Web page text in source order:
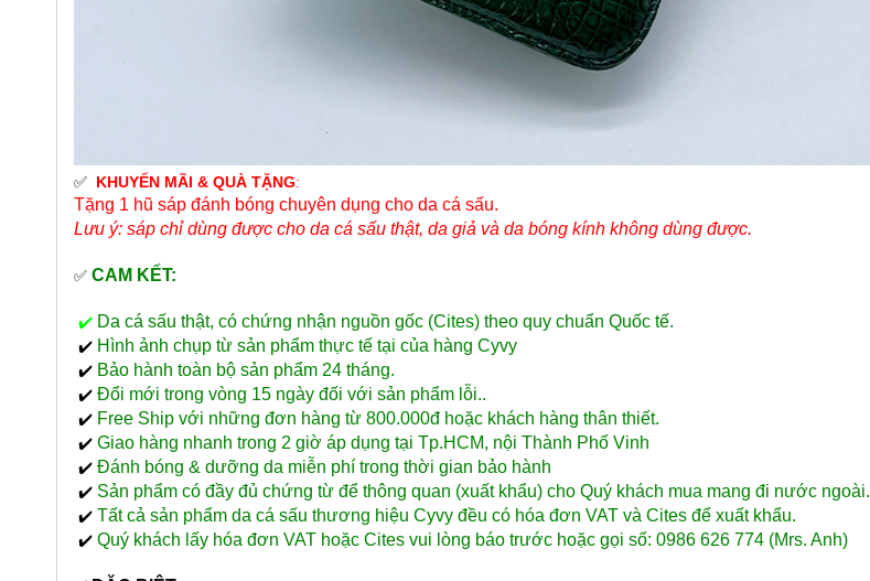
✅ KHUYẾN MÃI & QUÀ TẶNG:
Tặng 1 hũ sáp đánh bóng chuyên dụng cho da cá sấu.
Lưu ý: sáp chỉ dùng được cho da cá sấu thật, da giả và da bóng kính không dùng được.
✅CAM KẾT:
✔️Da cá sấu thật, có chứng nhận nguồn gốc (Cites) theo quy chuẩn Quốc tế.
✔️ Hình ảnh chụp từ sản phẩm thực tế tại của hàng Cyvy
✔️ Bảo hành toàn bộ sản phẩm 24 tháng.
✔️ Đổi mới trong vòng 15 ngày đối với sản phẩm lỗi..
✔️ Free Ship với những đơn hàng từ 800.000đ hoặc khách hàng thân thiết.
✔️ Giao hàng nhanh trong 2 giờ áp dụng tại Tp.HCM, nội Thành Phố Vinh
✔️ Đánh bóng & dưỡng da miễn phí trong thời gian bảo hành
✔️ Sản phẩm có đầy đủ chứng từ để thông quan (xuất khẩu) cho Quý khách mua mang đi nước ngoài.
✔️ Tất cả sản phẩm da cá sấu thương hiệu Cyvy đều có hóa đơn VAT và Cites để xuất khẩu.
✔️ Quý khách lấy hóa đơn VAT hoặc Cites vui lòng báo trước hoặc gọi số: 0986 626 774 (Mrs. Anh)